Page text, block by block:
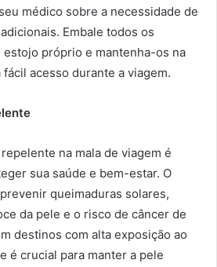
médico sobre a necessidade de
Embale todos os
estojo próprio e mantenha-os na
fácil acesso durante a viagem.
na mala de viagem é
sua saúde e bem-estar. O
queimaduras solares,
da pele e o risco de câncer de
destinos com alta exposição ao
é crucial para manter a pele